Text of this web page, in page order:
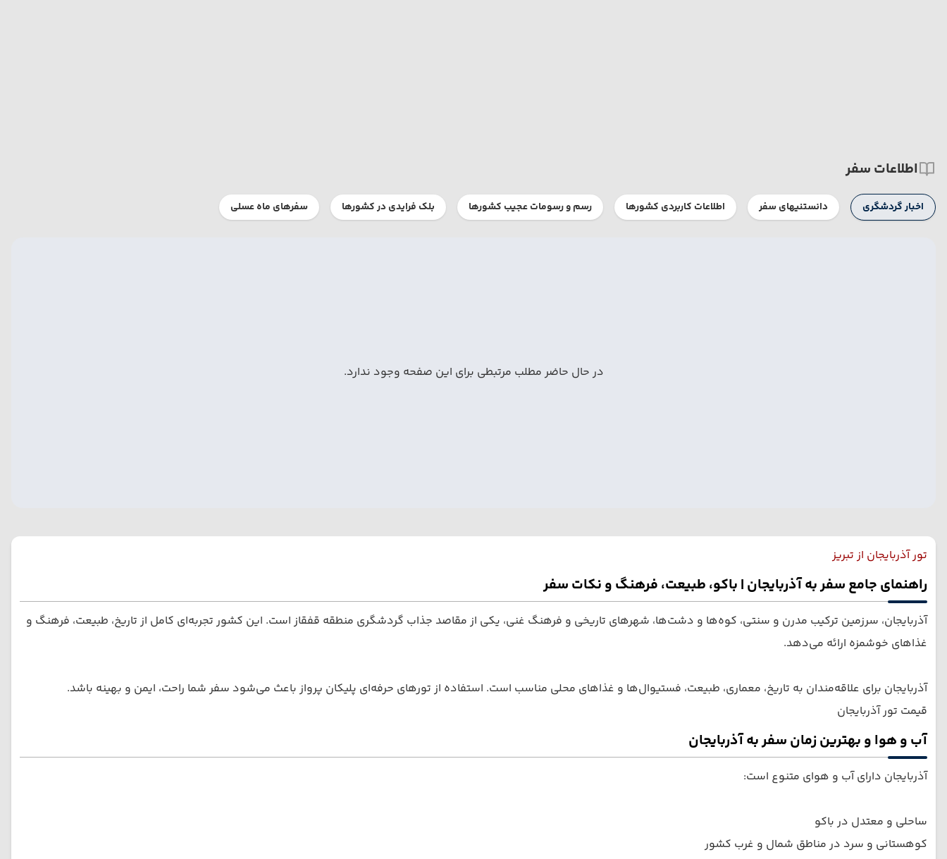
اطلاعات سفر
اخبار گردشگری دانستنیهای سفر اطلاعات کاربردی کشورها رسم و رسومات عجیب کشورها بلک فرایدی در کشورها سفرهای ماه عسلی
در حال حاضر مطلب مرتبطی برای این صفحه وجود ندارد.
تور آذربایجان از تبریز
راهنمای جامع سفر به آذربایجان | باکو، طبیعت، فرهنگ و نکات سفر
آذربایجان، سرزمین ترکیب مدرن و سنتی، کوه‌ها و دشت‌ها، شهرهای تاریخی و فرهنگ غنی، یکی از مقاصد جذاب گردشگری منطقه قفقاز است. این کشور تجربه‌ای کامل از تاریخ، طبیعت، فرهنگ و
غذاهای خوشمزه ارائه می‌دهد.
آذربایجان برای علاقه‌مندان به تاریخ، معماری، طبیعت، فستیوال‌ها و غذاهای محلی مناسب است. استفاده از تورهای حرفه‌ای پلیکان پرواز باعث می‌شود سفر شما راحت، ایمن و بهینه باشد.
قیمت تور آذربایجان
آب و هوا و بهترین زمان سفر به آذربایجان
آذربایجان دارای آب و هوای متنوع است:
ساحلی و معتدل در باکو
کوهستانی و سرد در مناطق شمال و غرب کشور